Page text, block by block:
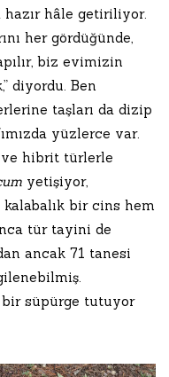
hâle getiriliyor.
her gördüğünde,
biz evimizin
diyordu. Ben
taşları da dizip
yüzlerce var.
ve hibrit türlerle
yetişiyor,
bir cins hem
tür tayini de
ancak 71 tanesi
bir süpürge tutuyor